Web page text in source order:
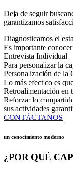
Deja de seguir
garantizamos
Diagnosticamos el
Es importante
Entrevista Individual
Para personalizar la
Personalización de la
Lo más efectico es
Retroalimentación en
Reforzar lo
sus actividades
CONTÁCTANOS
un conocimiento moderno
¿POR QUÉ